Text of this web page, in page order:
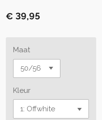
€ 39,95
Maat
Kleur